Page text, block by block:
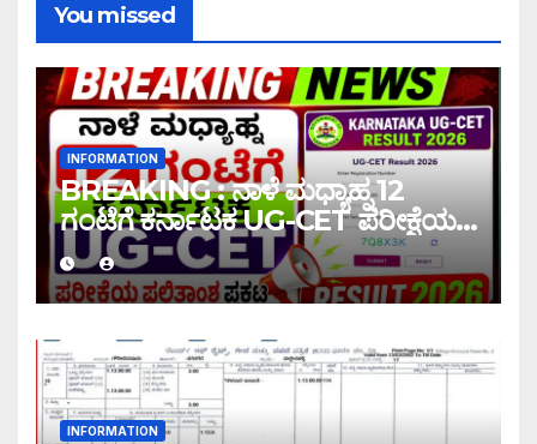
You missed
INFORMATION
BREAKING : ನಾಳೆ ಮಧ್ಯಾಹ್ನ 12
ಗಂಟೆಗೆ ಕರ್ನಾಟಕ UG-CET ಪರೀಕ್ಷೆಯ
ಫಲಿತಾಂಶ ಪ್ರಕಟ |UG-CET Result
2026
INFORMATION